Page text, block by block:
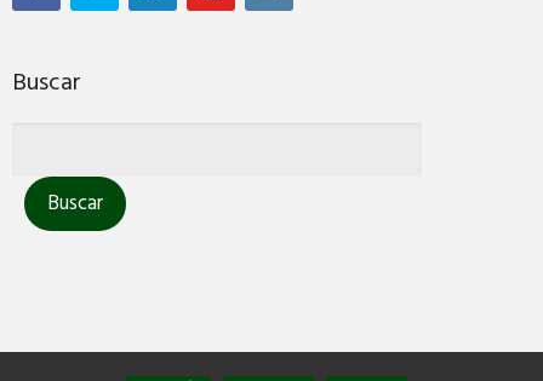
Buscar